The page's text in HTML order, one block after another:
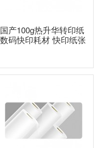
国产100g热升华转印纸
数码快印耗材 快印纸张